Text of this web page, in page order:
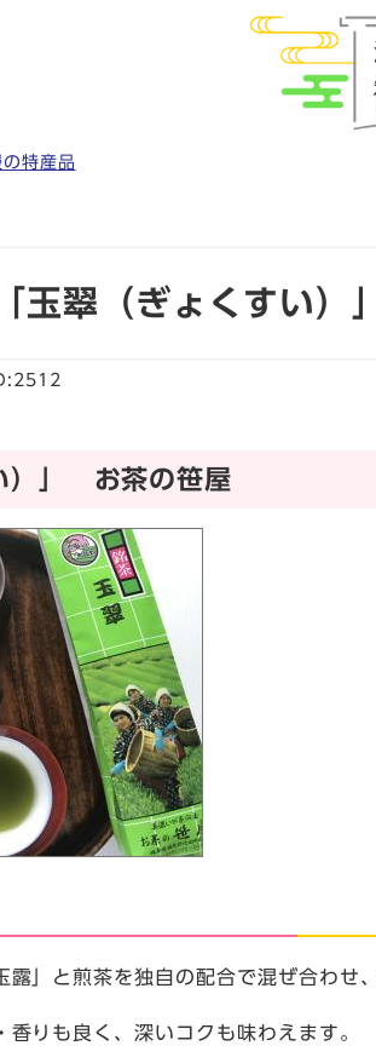
の特産品
翠（ぎょくすい）」
）」 お茶の笹屋
露」と煎茶を独自の配合で混ぜ合わせ
りも良く、深いコクも味わえます。